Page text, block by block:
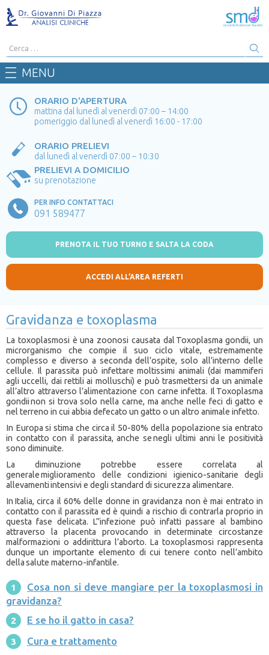
MENU
ORARIO D'APERTURA
mattina dal lunedì al venerdì 07:00 – 14:00
pomeriggio dal lunedì al venerdì 16:00 - 17:00
ORARIO PRELIEVI
dal lunedì al venerdì 07:00 – 10:30
PRELIEVI A DOMICILIO
su prenotazione
PER INFO CONTATTACI
091 589477
PRENOTA IL TUO TURNO E SALTA LA CODA
ACCEDI ALL’AREA REFERTI
Gravidanza e toxoplasma
La toxoplasmosi è una zoonosi causata dal Toxoplasma gondii, un
microrganismo che compie il suo ciclo vitale, estremamente
complesso e diverso a seconda dell’ospite, solo all’interno delle
cellule. Il parassita può infettare moltissimi animali (dai mammiferi
agli uccelli, dai rettili ai molluschi) e può trasmettersi da un animale
all’altro attraverso l’alimentazione con carne infetta. Il Toxoplasma
gondii non si trova solo nella carne, ma anche nelle feci di gatto e
nel terreno in cui abbia defecato un gatto o un altro animale infetto.
In Europa si stima che circa il 50-80% della popolazione sia entrato
in contatto con il parassita, anche se negli ultimi anni le positività
sono diminuite.
La diminuzione potrebbe essere correlata al
generale miglioramento delle condizioni igienico-sanitarie degli
allevamenti intensivi e degli standard di sicurezza alimentare.
In Italia, circa il 60% delle donne in gravidanza non è mai entrato in
contatto con il parassita ed è quindi a rischio di contrarla proprio in
questa fase delicata. L’’infezione può infatti passare al bambino
attraverso la placenta provocando in determinate circostanze
malformazioni o addirittura l’aborto. La toxoplasmosi rappresenta
dunque un importante elemento di cui tenere conto nell’ambito
della salute materno-infantile.
Cosa non si deve mangiare per la toxoplasmosi in
gravidanza?
E se ho il gatto in casa?
Cura e trattamento